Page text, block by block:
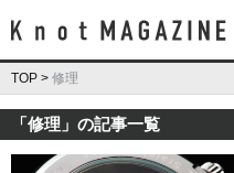
TOP > 修理
「修理」の記事一覧